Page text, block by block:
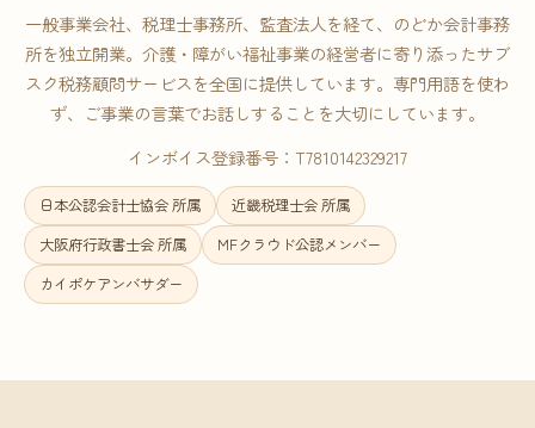
一般事業会社、税理士事務所、監査法人を経て、のどか会計事務
所を独立開業。介護・障がい福祉事業の経営者に寄り添ったサブ
スク税務顧問サービスを全国に提供しています。専門用語を使わ
ず、ご事業の言葉でお話しすることを大切にしています。
インボイス登録番号：T7810142329217
日本公認会計士協会 所属
近畿税理士会 所属
大阪府行政書士会 所属
MFクラウド公認メンバー
カイポケアンバサダー